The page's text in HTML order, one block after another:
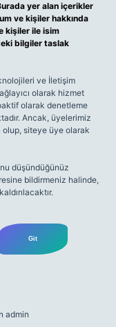
yer alan içerikler
ve kişiler hakkında
kişiler ile isim
bilgiler taslak
ve İletişim
olarak hizmet
olarak denetleme
Ancak, üyelerimiz
olup, siteye üye olarak
düşündüğünüz
bildirmeniz halinde,
admin